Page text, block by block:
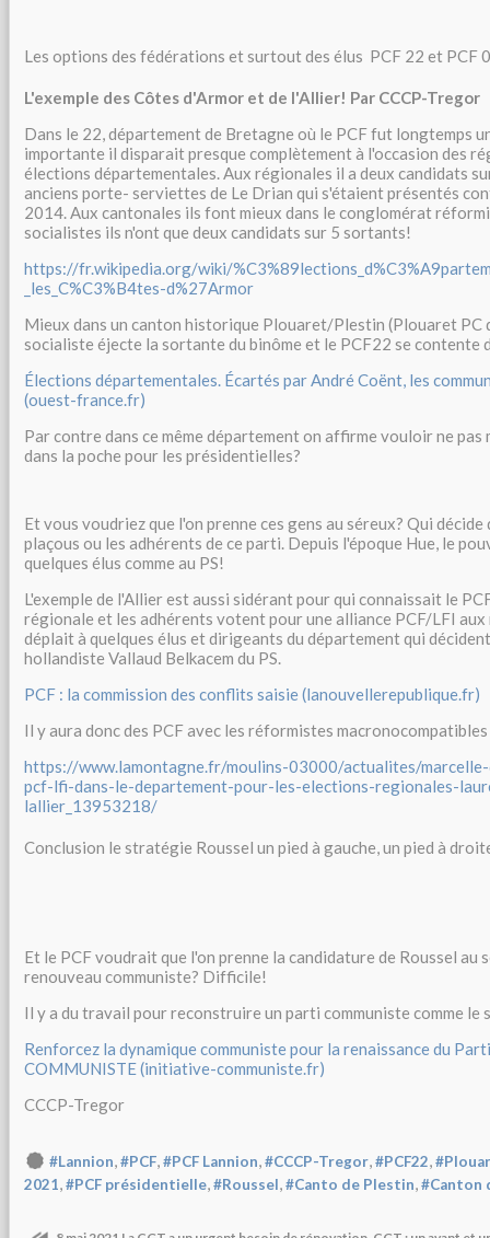
Les options des fédérations et surtout des élus PCF 22 et PCF
L'exemple des Côtes d'Armor et de l'Allier! Par CCCP-Tregor
Dans le 22, département de Bretagne où le PCF fut longtemps
importante il disparait presque complètement à l'occasion des
élections départementales. Aux régionales il a deux candidats
anciens porte- serviettes de Le Drian qui s'étaient présentés
2014. Aux cantonales ils font mieux dans le conglomérat
socialistes ils n'ont que deux candidats sur 5 sortants!
https://fr.wikipedia.org/wiki/
_les_C%C3%B4tes-d%27Armor
Mieux dans un canton historique Plouaret/Plestin (Plouaret PC
socialiste éjecte la sortante du binôme et le PCF22 se contente
Élections départementales. Écartés par André Coënt, les
(ouest-france.fr)
Par contre dans ce même département on affirme vouloir ne pas
dans la poche pour les présidentielles?
Et vous voudriez que l'on prenne ces gens au séreux? Qui décide
plaçous ou les adhérents de ce parti. Depuis l'époque Hue, le
quelques élus comme au PS!
L'exemple de l'Allier est aussi sidérant pour qui connaissait le
régionale et les adhérents votent pour une alliance PCF/LFI aux
déplait à quelques élus et dirigeants du département qui
hollandiste Vallaud Belkacem du PS.
PCF : la commission des conflits saisie (lanouvellerepublique.fr)
Il y aura donc des PCF avec les réformistes
https://www.lamontagne.fr/moulins-03000/actualites/
pcf-lfi-dans-le-departement-pour-les-elections-regionales-
lallier_13953218/
Conclusion le stratégie Roussel un pied à gauche, un pied à
Et le PCF voudrait que l'on prenne la candidature de Roussel au
renouveau communiste? Difficile!
Il y a du travail pour reconstruire un parti communiste comme le
Renforcez la dynamique communiste pour la renaissance du
COMMUNISTE (initiative-communiste.fr)
CCCP-Tregor
#Lannion,#PCF,#PCF Lannion,#CCCP-Tregor,#PCF22,
2021,#PCF présidentielle,#Roussel,#Canto de Plestin,#Canton